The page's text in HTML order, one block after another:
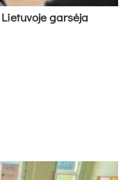
garsėja